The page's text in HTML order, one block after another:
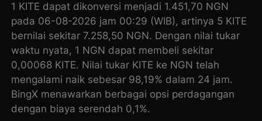
1 KITE dapat dikonversi menjadi 1.451,70 NGN
pada 06-08-2026 jam 00:29 (WIB), artinya 5 KITE
bernilai sekitar 7.258,50 NGN. Dengan nilai tukar
waktu nyata, 1 NGN dapat membeli sekitar
0,00068 KITE. Nilai tukar KITE ke NGN telah
mengalami naik sebesar 98,19% dalam 24 jam.
BingX menawarkan berbagai opsi perdagangan
dengan biaya serendah 0,1%.